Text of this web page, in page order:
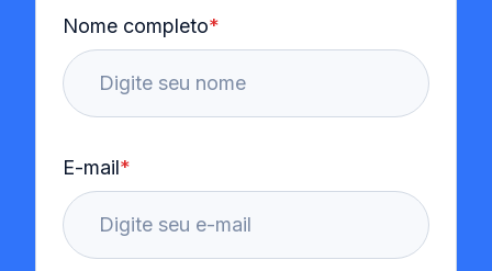
Nome completo*
E-mail*